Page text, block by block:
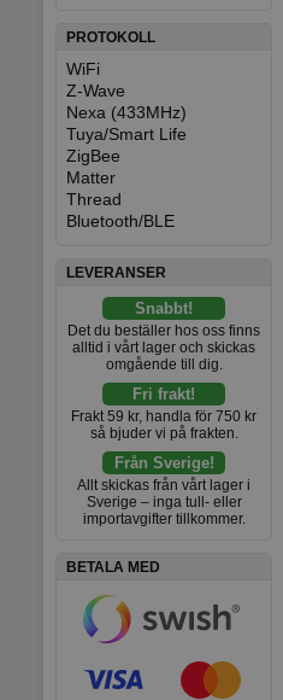
PROTOKOLL
WiFi
Z-Wave
Nexa (433MHz)
Tuya/Smart Life
ZigBee
Matter
Thread
Bluetooth/BLE
LEVERANSER
Snabbt!
Det du beställer hos oss finns
alltid i vårt lager och skickas
omgående till dig.
Fri frakt!
Frakt 59 kr, handla för 750 kr
så bjuder vi på frakten.
Från Sverige!
Allt skickas från vårt lager i
Sverige – inga tull- eller
importavgifter tillkommer.
BETALA MED